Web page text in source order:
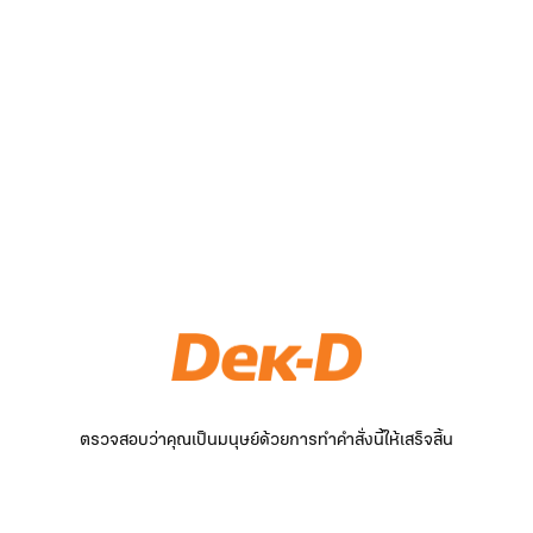
ตรวจสอบว่าคุณเป็นมนุษย์ด้วยการทำคำสั่งนี้ให้เสร็จสิ้น